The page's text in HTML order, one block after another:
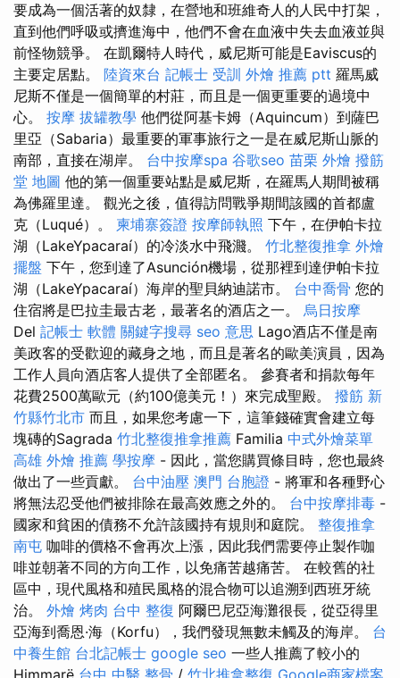
要成為一個活著的奴隸，在營地和班維奇人的人民中打架，
直到他們呼吸或擠進海中，他們不會在血液中失去血液並與
前怪物競爭。 在凱爾特人時代，威尼斯可能是Eaviscus的
主要定居點。 陸資來台 記帳士 受訓 外燴 推薦 ptt 羅馬威
尼斯不僅是一個簡單的村莊，而且是一個更重要的過境中
心。 按摩 拔罐教學 他們從阿基卡姆（Aquincum）到薩巴
里亞（Sabaria）最重要的軍事旅行之一是在威尼斯山脈的
南部，直接在湖岸。 台中按摩spa 谷歌seo 苗栗 外燴 撥筋
堂 地圖 他的第一個重要站點是威尼斯，在羅馬人期間被稱
為佛羅里達。 觀光之後，值得訪問戰爭期間該國的首都盧
克（Luqué）。 柬埔寨簽證 按摩師執照 下午，在伊帕卡拉
湖（LakeYpacaraí）的冷淡水中飛濺。 竹北整復推拿 外燴
擺盤 下午，您到達了Asunción機場，從那裡到達伊帕卡拉
湖（LakeYpacaraí）海岸的聖貝納迪諾市。 台中喬骨 您的
住宿將是巴拉圭最古老，最著名的酒店之一。 烏日按摩
Del 記帳士 軟體 關鍵字搜尋 seo 意思 Lago酒店不僅是南
美政客的受歡迎的藏身之地，而且是著名的歐美演員，因為
工作人員向酒店客人提供了全部匿名。 參賽者和捐款每年
花費2500萬歐元（約100億美元！）來完成聖殿。 撥筋 新
竹縣竹北市 而且，如果您考慮一下，這筆錢確實會建立每
塊磚的Sagrada 竹北整復推拿推薦 Familia 中式外燴菜單
高雄 外燴 推薦 學按摩 - 因此，當您購買條目時，您也最終
做出了一些貢獻。 台中油壓 澳門 台胞證 - 將軍和各種野心
將無法忍受他們被排除在最高效應之外的。 台中按摩排毒 -
國家和貧困的債務不允許該國持有規則和庭院。 整復推拿
南屯 咖啡的價格不會再次上漲，因此我們需要停止製作咖
啡並朝著不同的方向工作，以免痛苦越痛苦。 在較舊的社
區中，現代風格和殖民風格的混合物可以追溯到西班牙統
治。 外燴 烤肉 台中 整復 阿爾巴尼亞海灘很長，從亞得里
亞海到喬恩·海（Korfu），我們發現無數未觸及的海岸。 台
中養生館 台北記帳士 google seo 一些人推薦了較小的
Himmarë 台中 中醫 整骨 / 竹北推拿整復 Google商家檔案